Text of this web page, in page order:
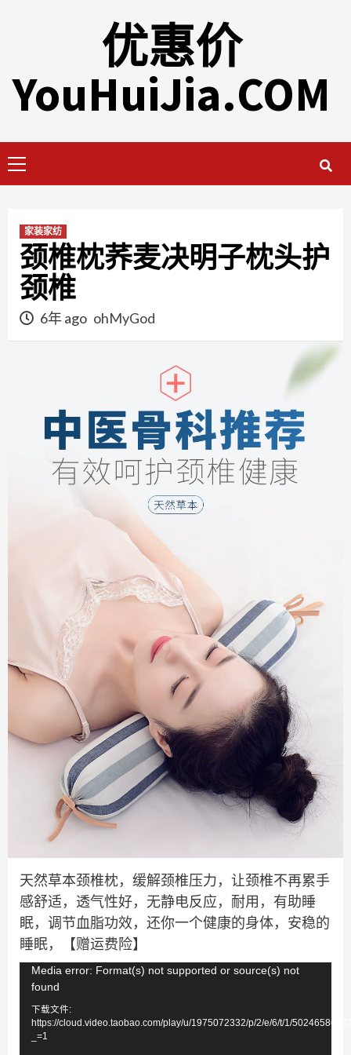
优惠价
YouHuiJia.COM
Menu
家装家纺
颈椎枕荞麦决明子枕头护
颈椎
6年 ago ohMyGod
天然草本颈椎枕，缓解颈椎压力，让颈椎不再累手
感舒适，透气性好，无静电反应，耐用，有助睡
眠，调节血脂功效，还你一个健康的身体，安稳的
睡眠，【赠运费险】
视
频
Media error: Format(s) not supported or source(s) not
found
下载文件:
https://cloud.video.taobao.com/play/u/1975072332/p/2/e/6/t/1/
_=1